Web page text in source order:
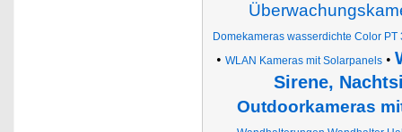
Domekameras wasserdichte Color
• WLAN Kameras mit Solarpanels •
Sirene,
Outdoorkameras